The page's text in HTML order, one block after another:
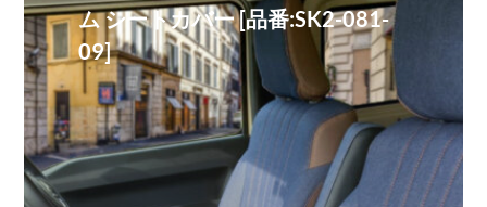
ム シートカバー [品番:SK2-081-
09]